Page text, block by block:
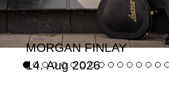
MORGAN FINLAY
14. Aug 2026